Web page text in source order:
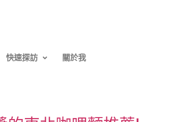
快速探訪 關於我